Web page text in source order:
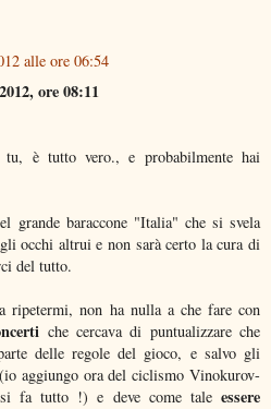
alle ore 06:54
ore 08:11
è tutto vero., e probabilmente hai
grande baraccone "Italia" che si svela
occhi altrui e non sarà certo la cura di
del tutto.
ripetermi, non ha nulla a che fare con
che cercava di puntualizzare che
delle regole del gioco, e salvo gli
aggiungo ora del ciclismo Vinokurov-
fa tutto !) e deve come tale essere